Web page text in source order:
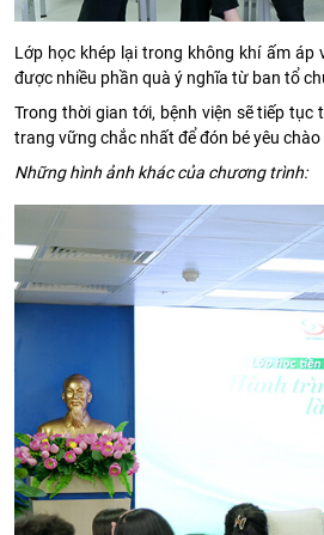
Lớp học khép lại trong không khí ấm áp
được nhiều phần quà ý nghĩa từ ban tổ
Trong thời gian tới, bệnh viện sẽ tiếp
trang vững chắc nhất để đón bé yêu chào
Những hình ảnh khác của chương trình: